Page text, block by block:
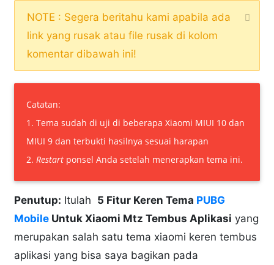
NOTE : Segera beritahu kami apabila ada
link yang rusak atau file rusak di kolom
komentar dibawah ini!
Catatan:
1. Tema sudah di uji di beberapa Xiaomi MIUI 10 dan
MIUI 9 dan terbukti hasilnya sesuai harapan
2.Restart ponsel Anda setelah menerapkan tema ini.
Penutup: Itulah 5 Fitur Keren Tema PUBG
Mobile Untuk Xiaomi Mtz Tembus Aplikasi yang
merupakan salah satu tema xiaomi keren tembus
aplikasi yang bisa saya bagikan pada